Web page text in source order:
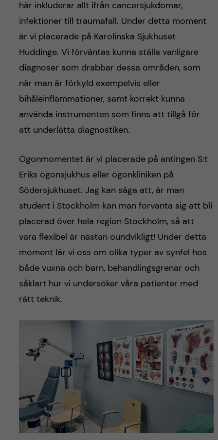
här inkluderar allt ifrån cancersjukdomar,
infektioner till traumafall. Under detta moment
är vi placerade på Karolinska Sjukhuset
Huddinge. Vi förväntas kunna ställa vanligare
diagnoser som drabbar dessa områden, som
när man är förkyld exempelvis eller
bihåleinflammationer, samt korrekt kunna
använda instrumenten som finns att tillgå för
att underlätta diagnostiken.
Ögonmomentet är vi placerade på antingen S:t
Eriks ögonsjukhus eller ögonkliniken på
Södersjukhuset. Jag kan säga att, är man
student i Stockholm kan man förvänta sig att bli
placerad över hela region Stockholm, så att
vara flexibel är nästan oundvikligt! Under detta
moment lär vi oss om olika typer av synfel hos
både vuxna och barn, behandlingsgrenar och
såklart hur vi undersöker våra patienter med
rätt teknik.